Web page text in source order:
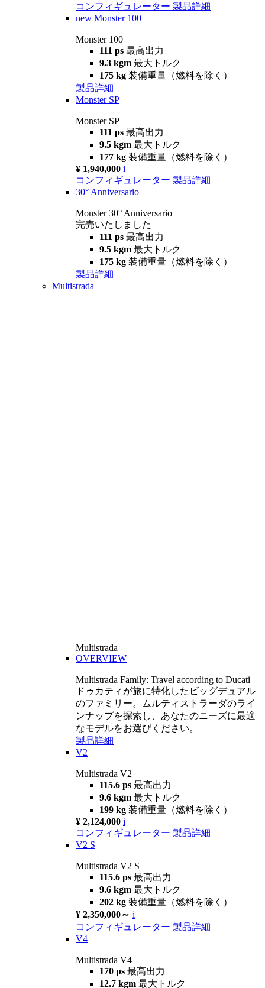
コンフィギュレーター 製品詳細
new Monster 100
Monster 100
111 ps 最高出力
9.3 kgm 最大トルク
175 kg 装備重量（燃料を除く）
製品詳細
Monster SP
Monster SP
111 ps 最高出力
9.5 kgm 最大トルク
177 kg 装備重量（燃料を除く）
¥ 1,940,000 i
コンフィギュレーター 製品詳細
30° Anniversario
Monster 30° Anniversario
完売いたしました
111 ps 最高出力
9.5 kgm 最大トルク
175 kg 装備重量（燃料を除く）
製品詳細
Multistrada
Multistrada
OVERVIEW
Multistrada Family: Travel according to Ducati
ドゥカティが旅に特化したビッグデュアル
のファミリー。ムルティストラーダのライ
ンナップを探索し、あなたのニーズに最適
なモデルをお選びください。
製品詳細
V2
Multistrada V2
115.6 ps 最高出力
9.6 kgm 最大トルク
199 kg 装備重量（燃料を除く）
¥ 2,124,000 i
コンフィギュレーター 製品詳細
V2 S
Multistrada V2 S
115.6 ps 最高出力
9.6 kgm 最大トルク
202 kg 装備重量（燃料を除く）
¥ 2,350,000～ i
コンフィギュレーター 製品詳細
V4
Multistrada V4
170 ps 最高出力
12.7 kgm 最大トルク